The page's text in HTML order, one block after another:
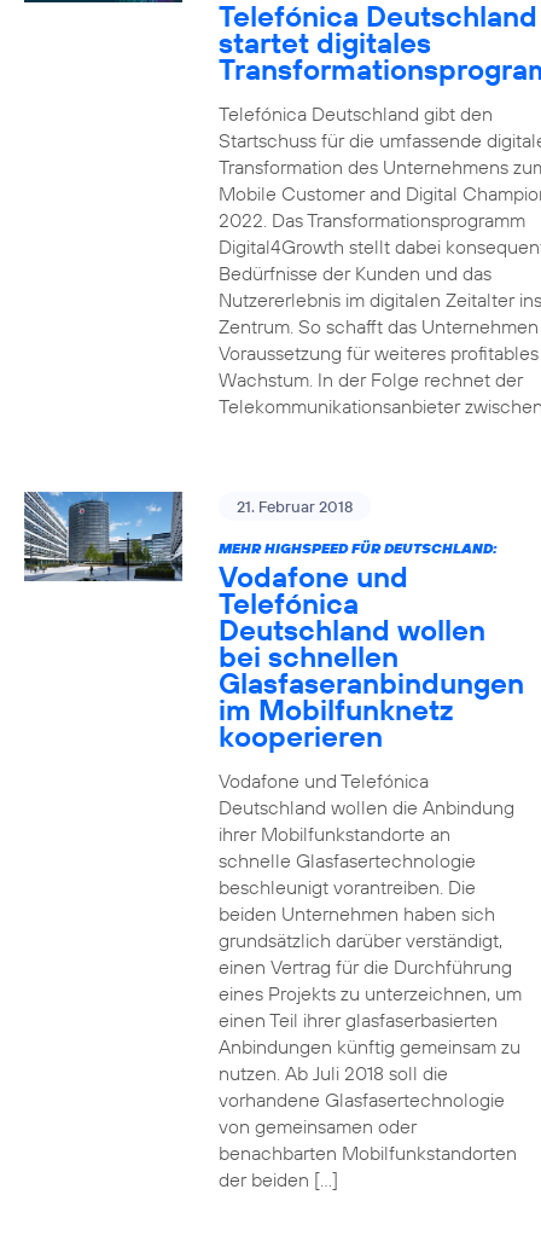
Telefónica Deutschland
startet digitales
Telefónica Deutschland gibt den
Startschuss für die umfassende
Transformation des Unternehmens
Mobile Customer and Digital
2022. Das Transformationsprogramm
Digital4Growth stellt dabei
Bedürfnisse der Kunden und das
Nutzererlebnis im digitalen Zeitalter ins
Zentrum. So schafft das
Voraussetzung für weiteres profitables
Wachstum. In der Folge rechnet der
Telekommunikationsanbieter
21. Februar 2018
MEHR HIGHSPEED FÜR DEUTSCHLAND:
Vodafone und
Telefónica
Deutschland wollen
bei schnellen
Glasfaseranbindungen
im Mobilfunknetz
kooperieren
Vodafone und Telefónica
Deutschland wollen die Anbindung
ihrer Mobilfunkstandorte an
schnelle Glasfasertechnologie
beschleunigt vorantreiben. Die
beiden Unternehmen haben sich
grundsätzlich darüber verständigt,
einen Vertrag für die Durchführung
eines Projekts zu unterzeichnen, um
einen Teil ihrer glasfaserbasierten
Anbindungen künftig gemeinsam zu
nutzen. Ab Juli 2018 soll die
vorhandene Glasfasertechnologie
von gemeinsamen oder
benachbarten Mobilfunkstandorten
der beiden […]